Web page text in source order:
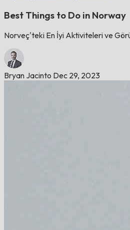
Best Things to Do in Norway
Norveç'teki En İyi Aktiviteleri ve
Bryan Jacinto Dec 29, 2023